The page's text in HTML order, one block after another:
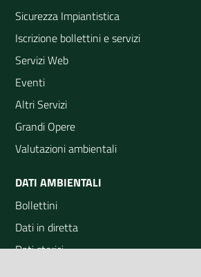
Sicurezza Impiantistica
Iscrizione bollettini e servizi
Servizi Web
Eventi
Altri Servizi
Grandi Opere
Valutazioni ambientali
DATI AMBIENTALI
Bollettini
Dati in diretta
Dati storici